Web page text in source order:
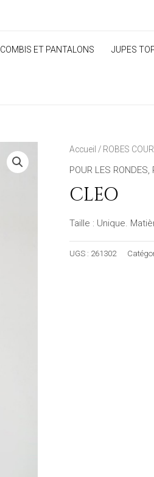
COMBIS ET PANTALONS JUPES
Accueil / ROBES
POUR LES RONDES,
CLEO
Taille : Unique.
UGS : 261302